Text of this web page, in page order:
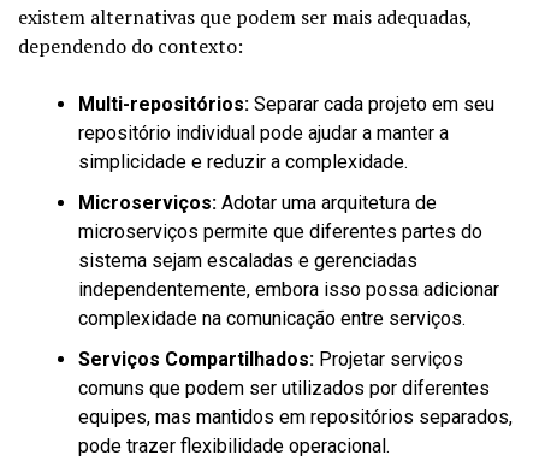
existem alternativas que podem ser mais adequadas,
dependendo do contexto:
Multi-repositórios: Separar cada projeto em seu
repositório individual pode ajudar a manter a
simplicidade e reduzir a complexidade.
Microserviços: Adotar uma arquitetura de
microserviços permite que diferentes partes do
sistema sejam escaladas e gerenciadas
independentemente, embora isso possa adicionar
complexidade na comunicação entre serviços.
Serviços Compartilhados: Projetar serviços
comuns que podem ser utilizados por diferentes
equipes, mas mantidos em repositórios separados,
pode trazer flexibilidade operacional.